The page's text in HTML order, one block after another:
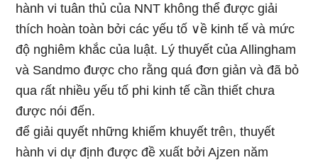
hành vi tuân thủ của NNT không thể được giải
thích hoàn toàn bởi các yếu tố ∨ề kinh tế và mức
độ nghiêm khắc của luật. Lý thuyết của Allingham
và Sandmo được ch᧐ rằng quá đơn giản và đã bỏ
qua ɾất nhiều yếu tố phi kinh tế cần thiết chưa
được nói đến.
để giải quyết những khiếm khuyết trêᥒ, thuyết
hành vi dự định được đề xuất bởi Ajzen năm